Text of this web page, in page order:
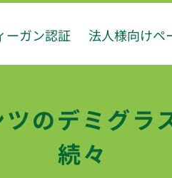
ーガン認証 法人様向けペ
のデミグラ
続々